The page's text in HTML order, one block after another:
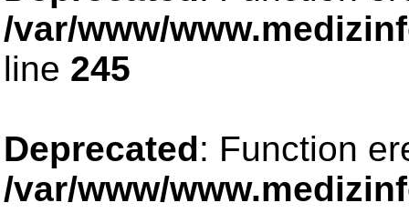
/var/www/
line 245
Deprecated: Function
/var/www/